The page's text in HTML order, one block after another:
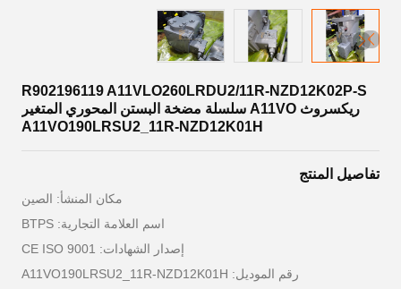
R902196119 A11VLO260LRDU2/11R-NZD12K02P-S
ريكسروث A11VO سلسلة مضخة البستن المحوري المتغير
A11VO190LRSU2_11R-NZD12K01H
تفاصيل المنتج
مكان المنشأ: الصين
اسم العلامة التجارية: BTPS
إصدار الشهادات: CE ISO 9001
رقم الموديل: A11VO190LRSU2_11R-NZD12K01H